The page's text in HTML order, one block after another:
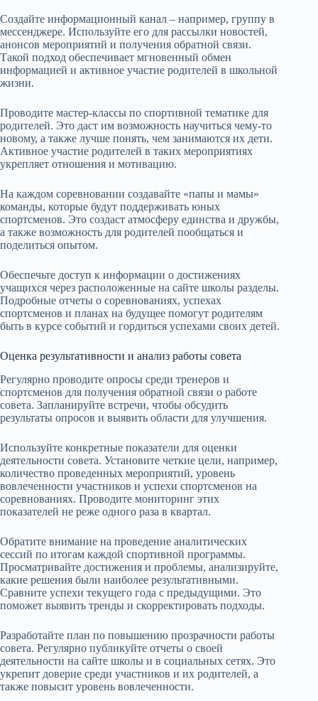
Создайте информационный канал – например, группу в
мессенджере. Используйте его для рассылки новостей,
анонсов мероприятий и получения обратной связи.
Такой подход обеспечивает мгновенный обмен
информацией и активное участие родителей в школьной
жизни.
Проводите мастер-классы по спортивной тематике для
родителей. Это даст им возможность научиться чему-то
новому, а также лучше понять, чем занимаются их дети.
Активное участие родителей в таких мероприятиях
укрепляет отношения и мотивацию.
На каждом соревновании создавайте «папы и мамы»
команды, которые будут поддерживать юных
спортсменов. Это создаст атмосферу единства и дружбы,
а также возможность для родителей пообщаться и
поделиться опытом.
Обеспечьте доступ к информации о достижениях
учащихся через расположенные на сайте школы разделы.
Подробные отчеты о соревнованиях, успехах
спортсменов и планах на будущее помогут родителям
быть в курсе событий и гордиться успехами своих детей.
Оценка результативности и анализ работы совета
Регулярно проводите опросы среди тренеров и
спортсменов для получения обратной связи о работе
совета. Запланируйте встречи, чтобы обсудить
результаты опросов и выявить области для улучшения.
Используйте конкретные показатели для оценки
деятельности совета. Установите четкие цели, например,
количество проведенных мероприятий, уровень
вовлеченности участников и успехи спортсменов на
соревнованиях. Проводите мониторинг этих
показателей не реже одного раза в квартал.
Обратите внимание на проведение аналитических
сессий по итогам каждой спортивной программы.
Просматривайте достижения и проблемы, анализируйте,
какие решения были наиболее результативными.
Сравните успехи текущего года с предыдущими. Это
поможет выявить тренды и скорректировать подходы.
Разработайте план по повышению прозрачности работы
совета. Регулярно публикуйте отчеты о своей
деятельности на сайте школы и в социальных сетях. Это
укрепит доверие среди участников и их родителей, а
также повысит уровень вовлеченности.